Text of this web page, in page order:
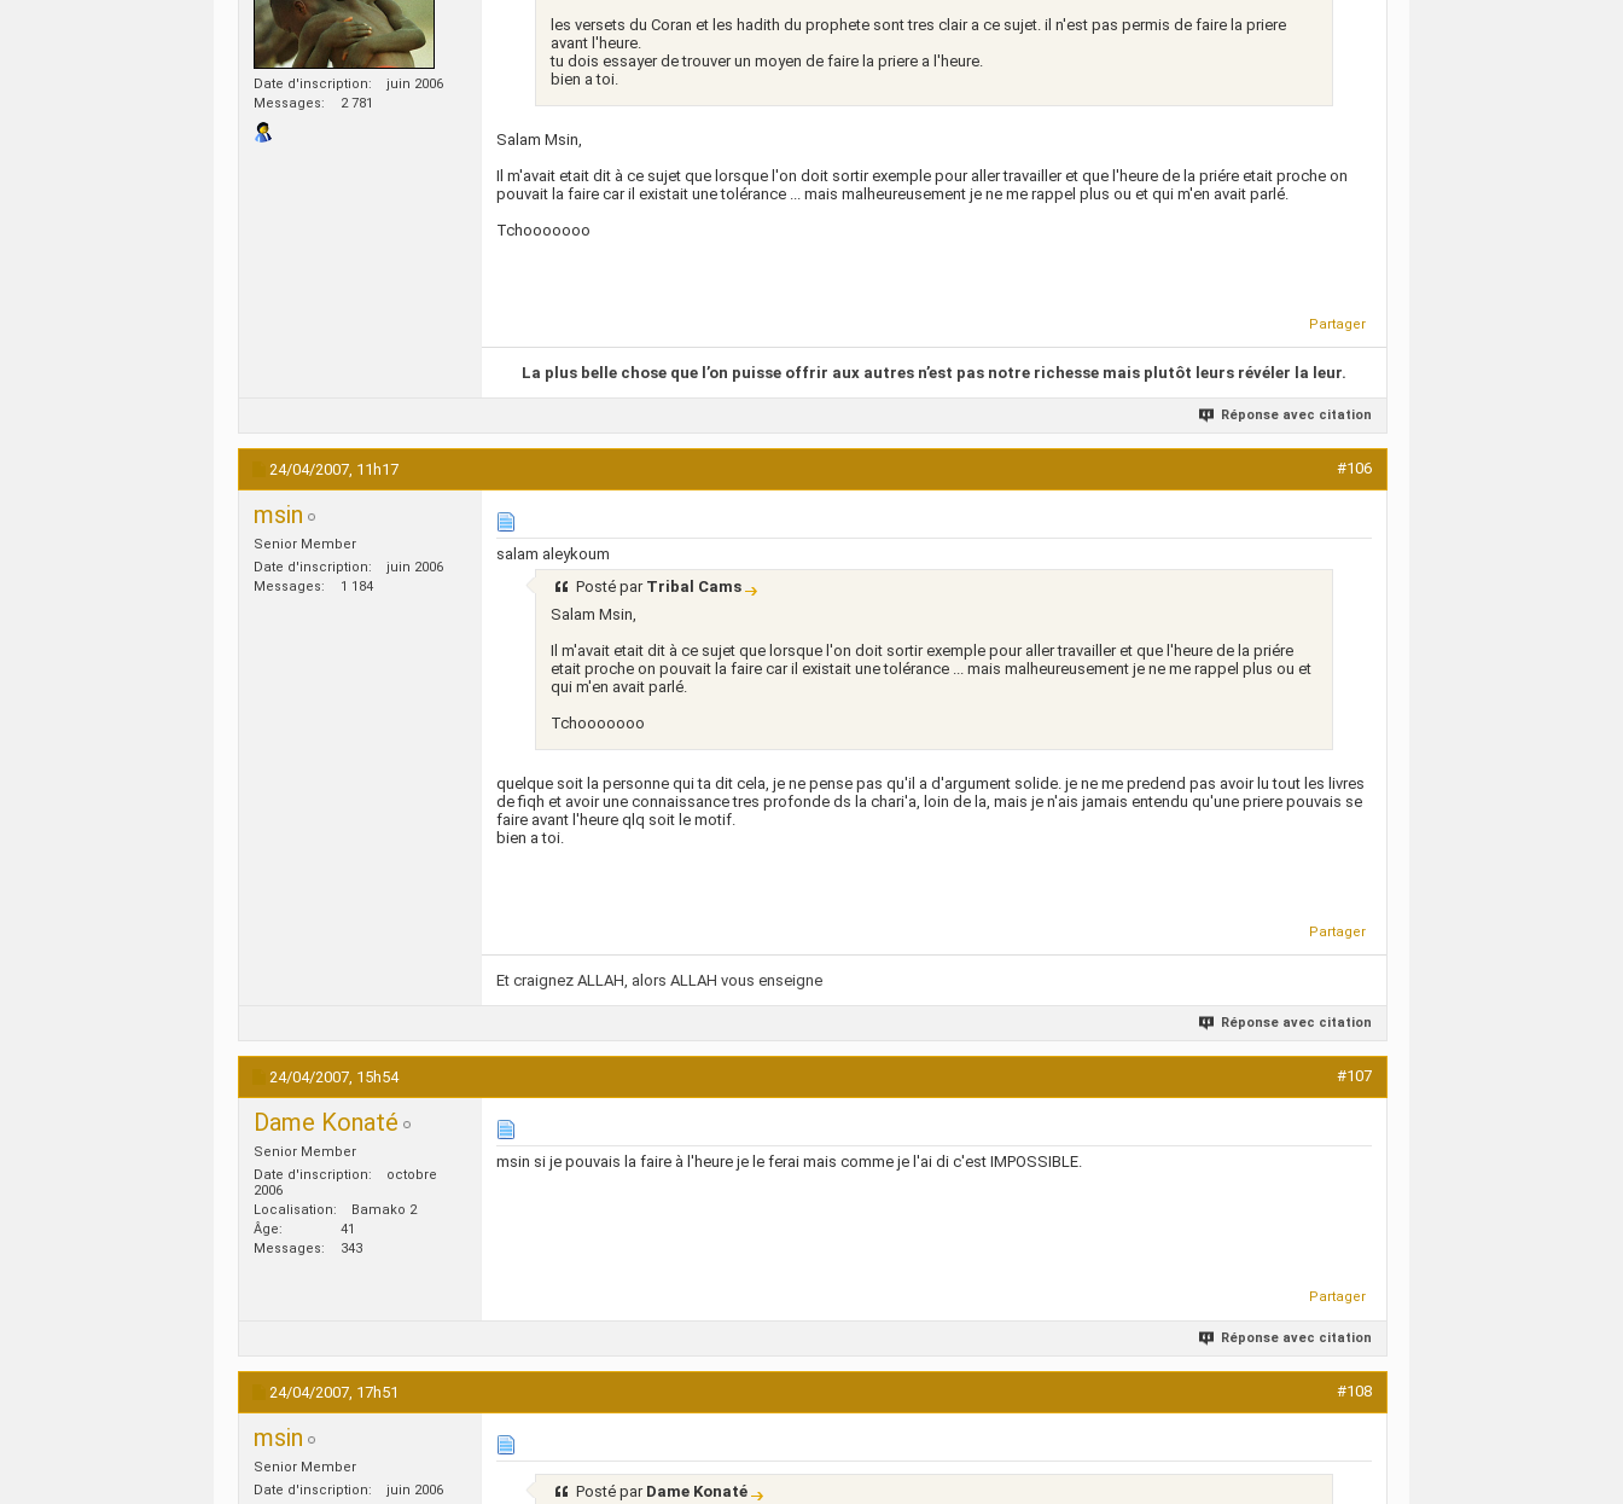
Date d'inscription
juin 2006
Messages
2 781
les versets du Coran et les hadith du prophete sont tres clair a ce sujet. il n'est pas permis de faire la priere
avant l'heure.
tu dois essayer de trouver un moyen de faire la priere a l'heure.
bien a toi.
Salam Msin,
Il m'avait etait dit à ce sujet que lorsque l'on doit sortir exemple pour aller travailler et que l'heure de la priére etait proche on
pouvait la faire car il existait une tolérance ... mais malheureusement je ne me rappel plus ou et qui m'en avait parlé.
Tchooooooo
Partager
La plus belle chose que l’on puisse offrir aux autres n’est pas notre richesse mais plutôt leurs révéler la leur.
Réponse avec citation
24/04/2007, 11h17 #106
msin
Senior Member
Date d'inscription
juin 2006
Messages
1 184
salam aleykoum
Posté par Tribal Cams
Salam Msin,
Il m'avait etait dit à ce sujet que lorsque l'on doit sortir exemple pour aller travailler et que l'heure de la priére
etait proche on pouvait la faire car il existait une tolérance ... mais malheureusement je ne me rappel plus ou et
qui m'en avait parlé.
Tchooooooo
quelque soit la personne qui ta dit cela, je ne pense pas qu'il a d'argument solide. je ne me predend pas avoir lu tout les livres
de fiqh et avoir une connaissance tres profonde ds la chari'a, loin de la, mais je n'ais jamais entendu qu'une priere pouvais se
faire avant l'heure qlq soit le motif.
bien a toi.
Partager
Et craignez ALLAH, alors ALLAH vous enseigne
Réponse avec citation
24/04/2007, 15h54 #107
Dame Konaté
Senior Member
Date d'inscription
octobre
2006
Localisation
Bamako 2
Âge
41
Messages
343
msin si je pouvais la faire à l'heure je le ferai mais comme je l'ai di c'est IMPOSSIBLE.
Partager
Réponse avec citation
24/04/2007, 17h51 #108
msin
Senior Member
Date d'inscription
juin 2006
Posté par Dame Konaté